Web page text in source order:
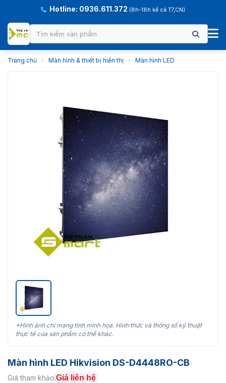
Hotline: 0936.611.372 (8h-18h kể cả T7,CN)
Trang chủ › Màn hình & thiết bị hiển thị › Màn hình LED
*Hình ảnh chỉ mang tính minh họa. Hình thức và thông số kỹ thuật
thực tế của sản phẩm có thể khác.
Màn hình LED Hikvision DS-D4448RO-CB
Giá tham khảo:Giá liên hệ